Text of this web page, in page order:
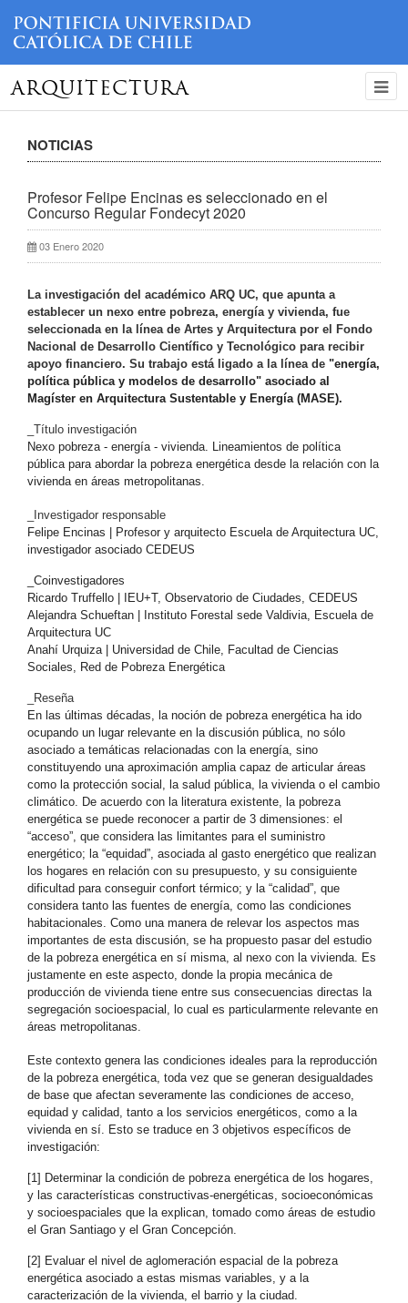
ARQUITECTURA
NOTICIAS
Profesor Felipe Encinas es seleccionado en el
Concurso Regular Fondecyt 2020
03 Enero 2020
La investigación del académico ARQ UC, que apunta a
establecer un nexo entre pobreza, energía y vivienda, fue
seleccionada en la línea de Artes y Arquitectura por el Fondo
Nacional de Desarrollo Científico y Tecnológico para recibir
apoyo financiero. Su trabajo está ligado a la línea de "energía,
política pública y modelos de desarrollo" asociado al
Magíster en Arquitectura Sustentable y Energía (MASE).
_Título investigación
Nexo pobreza - energía - vivienda. Lineamientos de política
pública para abordar la pobreza energética desde la relación con la
vivienda en áreas metropolitanas.
_Investigador responsable
Felipe Encinas | Profesor y arquitecto Escuela de Arquitectura UC,
investigador asociado CEDEUS
_Coinvestigadores
Ricardo Truffello | IEU+T, Observatorio de Ciudades, CEDEUS
Alejandra Schueftan | Instituto Forestal sede Valdivia, Escuela de
Arquitectura UC
Anahí Urquiza | Universidad de Chile, Facultad de Ciencias
Sociales, Red de Pobreza Energética
_Reseña
En las últimas décadas, la noción de pobreza energética ha ido
ocupando un lugar relevante en la discusión pública, no sólo
asociado a temáticas relacionadas con la energía, sino
constituyendo una aproximación amplia capaz de articular áreas
como la protección social, la salud pública, la vivienda o el cambio
climático. De acuerdo con la literatura existente, la pobreza
energética se puede reconocer a partir de 3 dimensiones: el
“acceso”, que considera las limitantes para el suministro
energético; la “equidad”, asociada al gasto energético que realizan
los hogares en relación con su presupuesto, y su consiguiente
dificultad para conseguir confort térmico; y la “calidad”, que
considera tanto las fuentes de energía, como las condiciones
habitacionales. Como una manera de relevar los aspectos mas
importantes de esta discusión, se ha propuesto pasar del estudio
de la pobreza energética en sí misma, al nexo con la vivienda. Es
justamente en este aspecto, donde la propia mecánica de
producción de vivienda tiene entre sus consecuencias directas la
segregación socioespacial, lo cual es particularmente relevante en
áreas metropolitanas.
Este contexto genera las condiciones ideales para la reproducción
de la pobreza energética, toda vez que se generan desigualdades
de base que afectan severamente las condiciones de acceso,
equidad y calidad, tanto a los servicios energéticos, como a la
vivienda en sí. Esto se traduce en 3 objetivos específicos de
investigación:
[1] Determinar la condición de pobreza energética de los hogares,
y las características constructivas-energéticas, socioeconómicas
y socioespaciales que la explican, tomado como áreas de estudio
el Gran Santiago y el Gran Concepción.
[2] Evaluar el nivel de aglomeración espacial de la pobreza
energética asociado a estas mismas variables, y a la
caracterización de la vivienda, el barrio y la ciudad.